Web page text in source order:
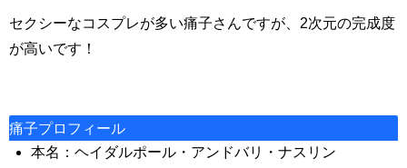
セクシーなコスプレが多い痛子さんですが、2次元の完成度
が高いです！
痛子プロフィール
本名：ヘイダルポール・アンドバリ・ナスリン